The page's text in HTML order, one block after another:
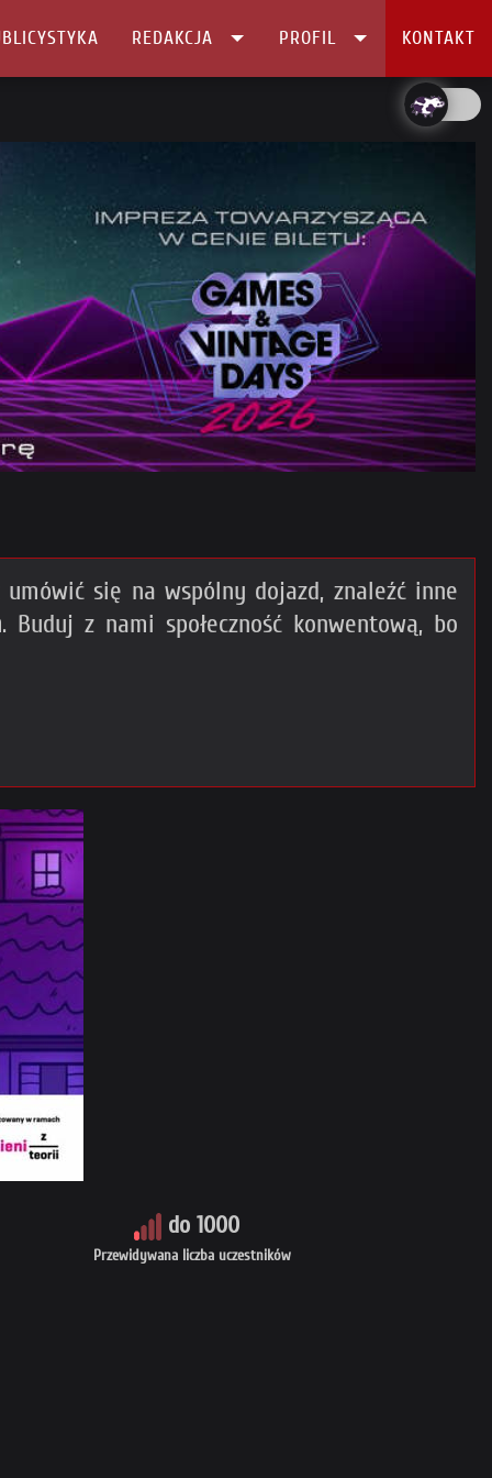
REDAKCJA PROFIL KONTAKT
się na wspólny dojazd, znaleźć inne
. Buduj z nami społeczność konwentową, bo
Przewidywana liczba uczestników
do 1000